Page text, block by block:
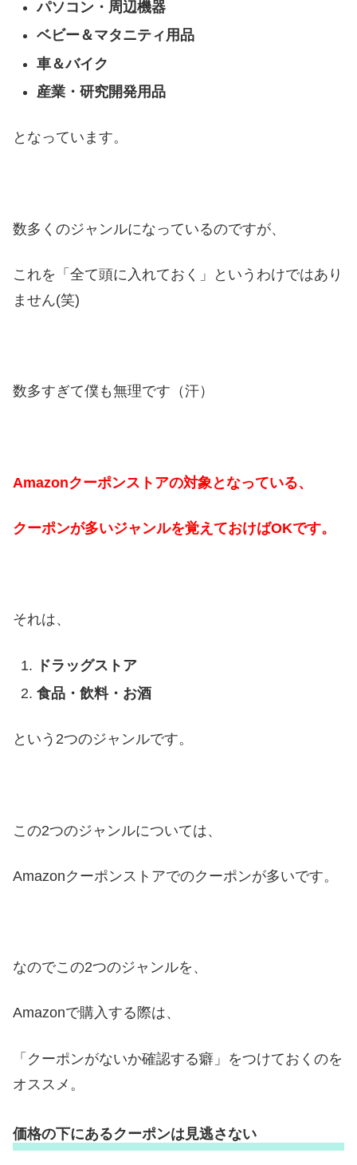
パソコン・周辺機器
ベビー＆マタニティ用品
車＆バイク
産業・研究開発用品
となっています。
数多くのジャンルになっているのですが、
これを「全て頭に入れておく」というわけではあり
ません(笑)
数多すぎて僕も無理です（汗）
Amazonクーポンストアの対象となっている、
クーポンが多いジャンルを覚えておけばOKです。
それは、
ドラッグストア
食品・飲料・お酒
という2つのジャンルです。
この2つのジャンルについては、
Amazonクーポンストアでのクーポンが多いです。
なのでこの2つのジャンルを、
Amazonで購入する際は、
「クーポンがないか確認する癖」をつけておくのを
オススメ。
価格の下にあるクーポンは見逃さない